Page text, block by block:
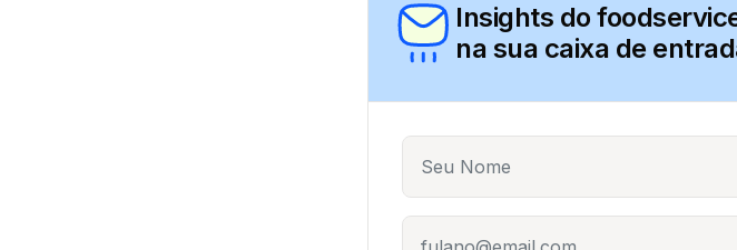
Insights do
na sua caixa de